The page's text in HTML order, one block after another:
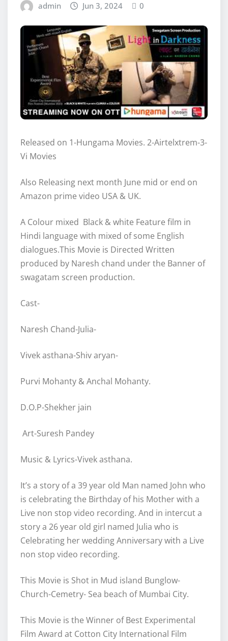
admin Jun 3, 2024 0
Released on 1-Hungama Movies. 2-Airtelxtrem-3-
Vi Movies
Also Releasing next month June mid or end on
Amazon prime video USA & UK.
A Colour mixed Black & white Feature film in
Hindi language with mixed of some English
dialogues.This Movie is Directed Written
produced by Naresh chand under the Banner of
swagatam screen production.
Cast-
Naresh Chand-Julia-
Vivek asthana-Shiv aryan-
Purvi Mohanty & Anchal Mohanty.
D.O.P-Shekher jain
Art-Suresh Pandey
Music & Lyrics-Vivek asthana.
It’s a story of a 39 year old Man named John who
is celebrating the Birthday of his Mother with a
Live non stop video recording. And in intercut a
story a 26 year old girl named Julia who is
Celebrating her wedding Anniversary with a Live
non stop video recording.
This Movie is Shot in Mud island Bunglow-
Church-Cemetry- Sea beach of Mumbai City.
This Movie is the Winner of Best Experimental
Film Award at Cotton City International Film